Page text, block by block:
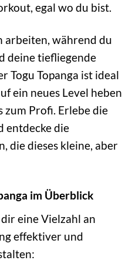
egal wo du bist.
arbeiten, während du
deine tiefliegende
Togu Topanga ist ideal
ein neues Level heben
zum Profi. Erlebe die
entdecke die
die dieses kleine, aber
im Überblick
eine Vielzahl an
effektiver und